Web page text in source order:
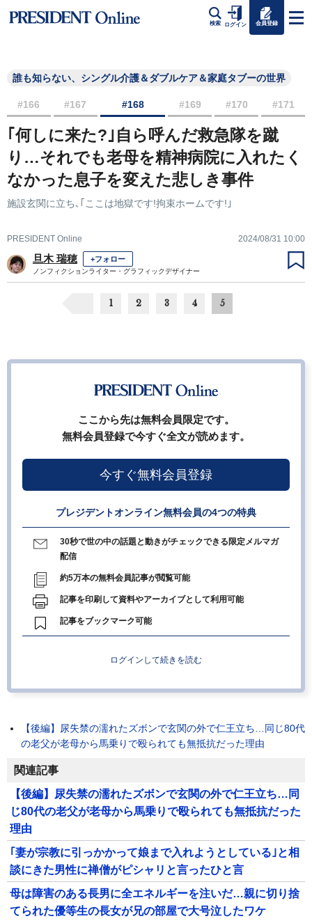
検索 ログイン 会員登録
誰も知らない、シングル介護＆ダブルケア＆家庭タブーの世界
#166 #167 #168 #169 #170 #171
｢何しに来た?｣自ら呼んだ救急隊を蹴
り…それでも老母を精神病院に入れたく
なかった息子を変えた悲しき事件
施設玄関に立ち､｢ここは地獄です!拘束ホームです!｣
PRESIDENT Online 2024/08/31 10:00
旦木 瑞穂 +フォロー
ノンフィクションライター・グラフィックデザイナー
1 2 3 4 5
ここから先は無料会員限定です。
無料会員登録で今すぐ全文が読めます。
今すぐ無料会員登録
プレジデントオンライン無料会員の4つの特典
30秒で世の中の話題と動きがチェックできる限定メルマガ
配信
約5万本の無料会員記事が閲覧可能
記事を印刷して資料やアーカイブとして利用可能
記事をブックマーク可能
ログインして続きを読む
【後編】尿失禁の濡れたズボンで玄関の外で仁王立ち…同じ80代
の老父が老母から馬乗りで殴られても無抵抗だった理由
関連記事
【後編】尿失禁の濡れたズボンで玄関の外で仁王立ち…同
じ80代の老父が老母から馬乗りで殴られても無抵抗だった
理由
｢妻が宗教に引っかかって娘まで入れようとしている｣と相
談にきた男性に禅僧がピシャリと言ったひと言
母は障害のある長男に全エネルギーを注いだ…親に切り捨
てられた優等生の長女が兄の部屋で大号泣したワケ